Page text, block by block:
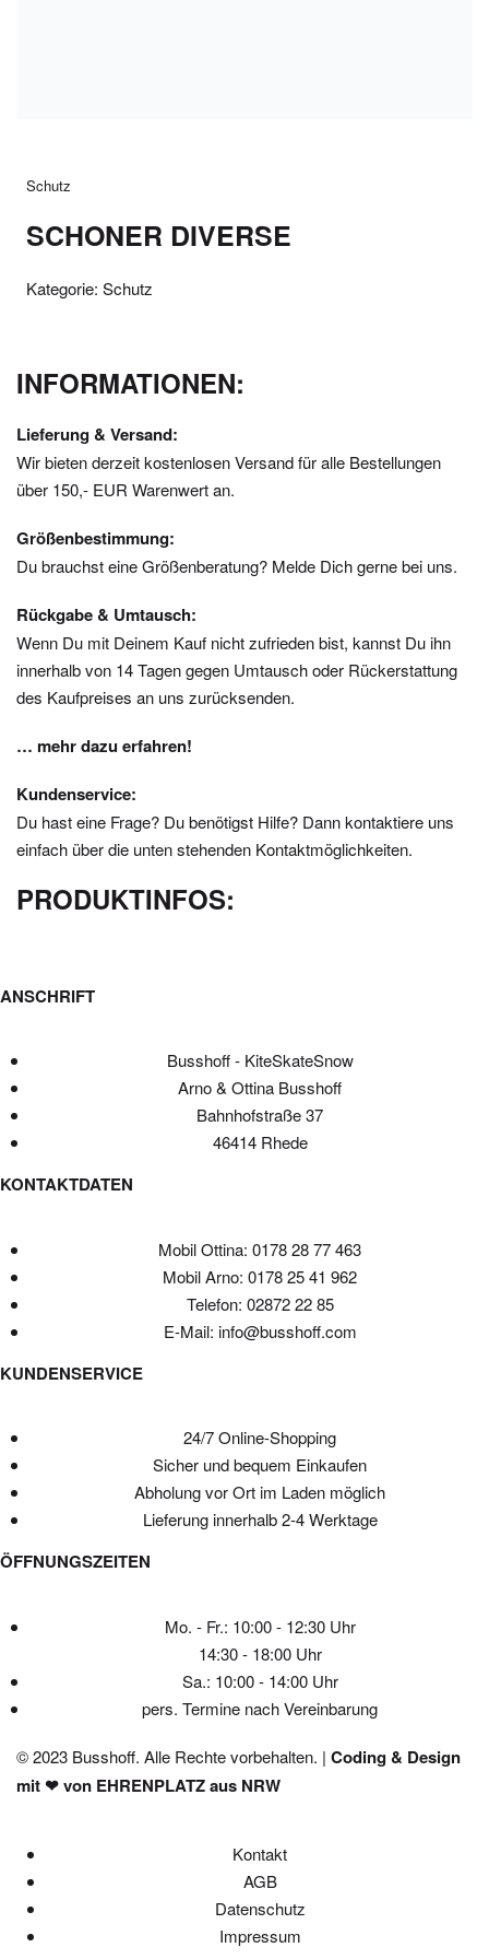
Schutz
SCHONER DIVERSE
Kategorie: Schutz
INFORMATIONEN:
Lieferung & Versand:
Wir bieten derzeit kostenlosen Versand für alle Bestellungen
über 150,- EUR Warenwert an.
Größenbestimmung:
Du brauchst eine Größenberatung? Melde Dich gerne bei uns.
Rückgabe & Umtausch:
Wenn Du mit Deinem Kauf nicht zufrieden bist, kannst Du ihn
innerhalb von 14 Tagen gegen Umtausch oder Rückerstattung
des Kaufpreises an uns zurücksenden.
… mehr dazu erfahren!
Kundenservice:
Du hast eine Frage? Du benötigst Hilfe? Dann kontaktiere uns
einfach über die unten stehenden Kontaktmöglichkeiten.
PRODUKTINFOS:
ANSCHRIFT
Busshoff - KiteSkateSnow
Arno & Ottina Busshoff
Bahnhofstraße 37
46414 Rhede
KONTAKTDATEN
Mobil Ottina: 0178 28 77 463
Mobil Arno: 0178 25 41 962
Telefon: 02872 22 85
E-Mail: info@busshoff.com
KUNDENSERVICE
24/7 Online-Shopping
Sicher und bequem Einkaufen
Abholung vor Ort im Laden möglich
Lieferung innerhalb 2-4 Werktage
ÖFFNUNGSZEITEN
Mo. - Fr.: 10:00 - 12:30 Uhr
14:30 - 18:00 Uhr
Sa.: 10:00 - 14:00 Uhr
pers. Termine nach Vereinbarung
© 2023 Busshoff. Alle Rechte vorbehalten. | Coding & Design
mit ❤ von EHRENPLATZ aus NRW
Kontakt
AGB
Datenschutz
Impressum